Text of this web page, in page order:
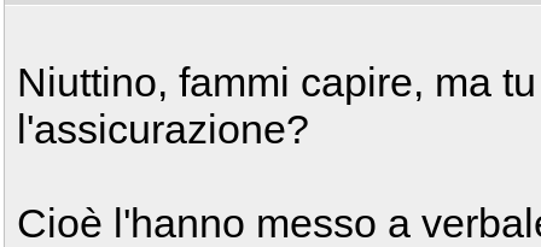
Niuttino, fammi capire, ma
l'assicurazione?
Cioè l'hanno messo a